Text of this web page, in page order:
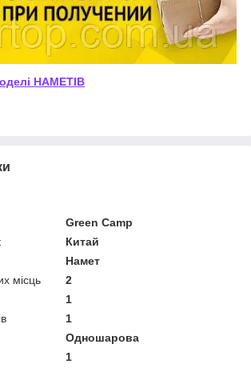
НАМЕТІВ
Green Camp
Китай
Намет
місць
2
1
1
Одношарова
1